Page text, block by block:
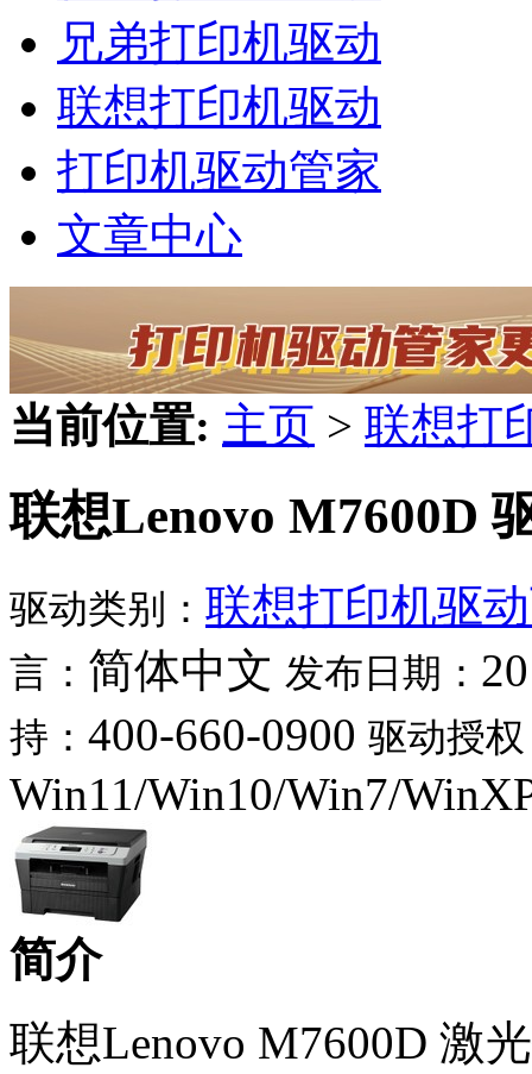
兄弟打印机驱动
联想打印机驱动
打印机驱动管家
文章中心
当前位置: 主页 > 联想打
联想Lenovo M7600D
驱动类别： 联想打印机驱
言： 简体中文 发布日期：
持： 400-660-0900 驱动授
Win11/Win10/Win7/
简介
联想Lenovo M7600D 激